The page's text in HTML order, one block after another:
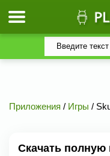
Приложения / Игры /
Скачать полную